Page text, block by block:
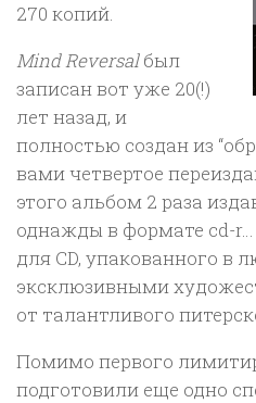
270 копий.
Mind Reversalбыл
записан вот уже 20(!)
лет назад, и
полностью создан из
вами четвертое
этого альбом 2 раза
однажды в формате cd-
для CD, упакованного в
эксклюзивными
от талантливого
Помимо первого
подготовили еще одно